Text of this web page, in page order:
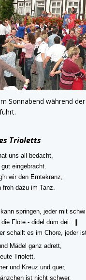
Sonnabend während
Trioletts
uns all bedacht,
eingebracht.
wir den Erntekranz,
froh dazu im Tanz.
kann springen, jeder mit
Flöte - didel dum dei. :|
schallt es im Chore, jeder
Mädel ganz adrett,
Triolett.
und Kreuz und quer,
ist nicht schwer.